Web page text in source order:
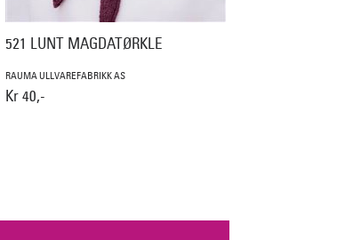
521 LUNT MAGDATØRKLE
RAUMA ULLVAREFABRIKK AS
Kr 40,-